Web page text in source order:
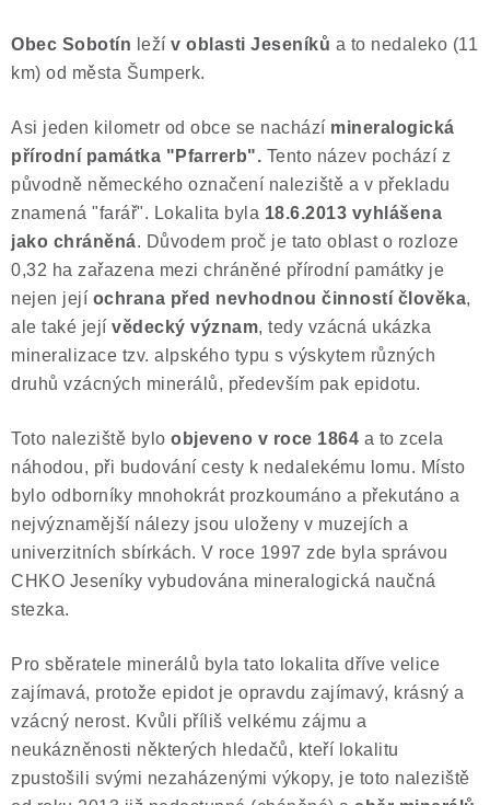
Obec Sobotín leží v oblasti Jeseníků a to nedaleko (11
km) od města Šumperk.
Asi jeden kilometr od obce se nachází mineralogická
přírodní památka "Pfarrerb". Tento název pochází z
původně německého označení naleziště a v překladu
znamená "farář". Lokalita byla 18.6.2013 vyhlášena
jako chráněná. Důvodem proč je tato oblast o rozloze
0,32 ha zařazena mezi chráněné přírodní památky je
nejen její ochrana před nevhodnou činností člověka,
ale také její vědecký význam, tedy vzácná ukázka
mineralizace tzv. alpského typu s výskytem různých
druhů vzácných minerálů, především pak epidotu.
Toto naleziště bylo objeveno v roce 1864 a to zcela
náhodou, při budování cesty k nedalekému lomu. Místo
bylo odborníky mnohokrát prozkoumáno a překutáno a
nejvýznamější nálezy jsou uloženy v muzejích a
univerzitních sbírkách. V roce 1997 zde byla správou
CHKO Jeseníky vybudována mineralogická naučná
stezka.
Pro sběratele minerálů byla tato lokalita dříve velice
zajímavá, protože epidot je opravdu zajímavý, krásný a
vzácný nerost. Kvůli příliš velkému zájmu a
neukázněnosti některých hledačů, kteří lokalitu
zpustošili svými nezaházenými výkopy, je toto naleziště